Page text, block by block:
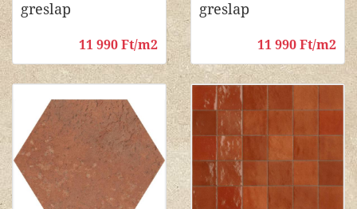
greslap
11 990 Ft/m2
greslap
11 990 Ft/m2